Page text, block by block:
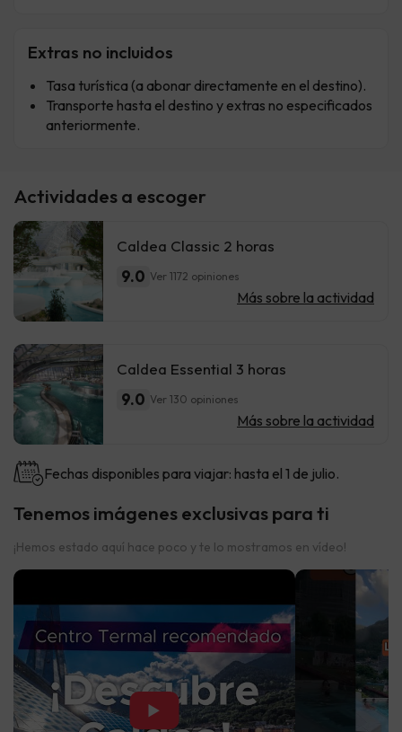
Extras no incluidos
Tasa turística (a abonar directamente en el destino).
Transporte hasta el destino y extras no especificados
anteriormente.
Actividades a escoger
Caldea Classic 2 horas
9.0 Ver 1172 opiniones
Más sobre la actividad
Caldea Essential 3 horas
9.0 Ver 130 opiniones
Más sobre la actividad
Fechas disponibles para viajar: hasta el 1 de julio.
Tenemos imágenes exclusivas para ti
¡Hemos estado aquí hace poco y te lo mostramos en vídeo!
▶